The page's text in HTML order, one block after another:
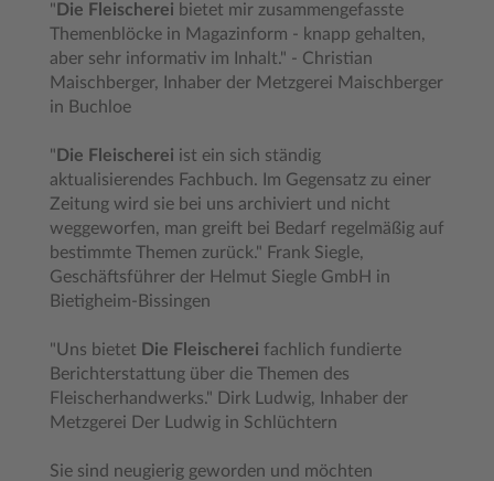
" Die Fleischerei bietet mir zusammengefasste
Themenblöcke in Magazinform - knapp gehalten,
aber sehr informativ im Inhalt." - Christian
Maischberger, Inhaber der Metzgerei Maischberger
in Buchloe
" Die Fleischerei ist ein sich ständig
aktualisierendes Fachbuch. Im Gegensatz zu einer
Zeitung wird sie bei uns archiviert und nicht
weggeworfen, man greift bei Bedarf regelmäßig auf
bestimmte Themen zurück." Frank Siegle,
Geschäftsführer der Helmut Siegle GmbH in
Bietigheim-Bissingen
"Uns bietet Die Fleischerei fachlich fundierte
Berichterstattung über die Themen des
Fleischerhandwerks." Dirk Ludwig, Inhaber der
Metzgerei Der Ludwig in Schlüchtern
Sie sind neugierig geworden und möchten